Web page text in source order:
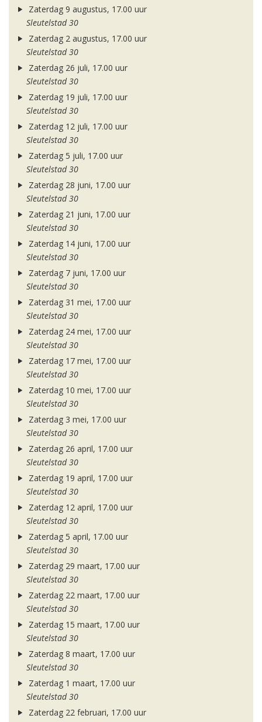
Zaterdag 9 augustus, 17.00 uur
Sleutelstad 30
Zaterdag 2 augustus, 17.00 uur
Sleutelstad 30
Zaterdag 26 juli, 17.00 uur
Sleutelstad 30
Zaterdag 19 juli, 17.00 uur
Sleutelstad 30
Zaterdag 12 juli, 17.00 uur
Sleutelstad 30
Zaterdag 5 juli, 17.00 uur
Sleutelstad 30
Zaterdag 28 juni, 17.00 uur
Sleutelstad 30
Zaterdag 21 juni, 17.00 uur
Sleutelstad 30
Zaterdag 14 juni, 17.00 uur
Sleutelstad 30
Zaterdag 7 juni, 17.00 uur
Sleutelstad 30
Zaterdag 31 mei, 17.00 uur
Sleutelstad 30
Zaterdag 24 mei, 17.00 uur
Sleutelstad 30
Zaterdag 17 mei, 17.00 uur
Sleutelstad 30
Zaterdag 10 mei, 17.00 uur
Sleutelstad 30
Zaterdag 3 mei, 17.00 uur
Sleutelstad 30
Zaterdag 26 april, 17.00 uur
Sleutelstad 30
Zaterdag 19 april, 17.00 uur
Sleutelstad 30
Zaterdag 12 april, 17.00 uur
Sleutelstad 30
Zaterdag 5 april, 17.00 uur
Sleutelstad 30
Zaterdag 29 maart, 17.00 uur
Sleutelstad 30
Zaterdag 22 maart, 17.00 uur
Sleutelstad 30
Zaterdag 15 maart, 17.00 uur
Sleutelstad 30
Zaterdag 8 maart, 17.00 uur
Sleutelstad 30
Zaterdag 1 maart, 17.00 uur
Sleutelstad 30
Zaterdag 22 februari, 17.00 uur